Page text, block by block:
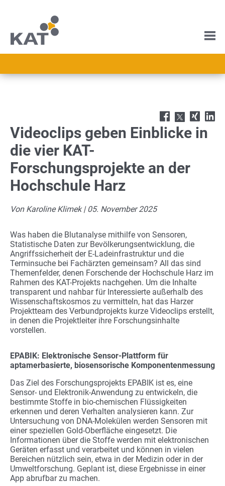
Videoclips geben Einblicke in
die vier KAT-
Forschungsprojekte an der
Hochschule Harz
Von Karoline Klimek | 05. November 2025
Was haben die Blutanalyse mithilfe von Sensoren,
Statistische Daten zur Bevölkerungsentwicklung, die
Angriffssicherheit der E-Ladeinfrastruktur und die
Terminsuche bei Fachärzten gemeinsam? All das sind
Themenfelder, denen Forschende der Hochschule Harz im
Rahmen des KAT-Projekts nachgehen. Um die Inhalte
transparent und nahbar für Interessierte außerhalb des
Wissenschaftskosmos zu vermitteln, hat das Harzer
Projektteam des Verbundprojekts kurze Videoclips erstellt,
in denen die Projektleiter ihre Forschungsinhalte
vorstellen.
EPABIK: Elektronische Sensor-Plattform für
aptamerbasierte, biosensorische Komponentenmessung
Das Ziel des Forschungsprojekts EPABIK ist es, eine
Sensor- und Elektronik-Anwendung zu entwickeln, die
bestimmte Stoffe in bio-chemischen Flüssigkeiten
erkennen und deren Verhalten analysieren kann. Zur
Untersuchung von DNA-Molekülen werden Sensoren mit
einer speziellen Gold-Oberfläche eingesetzt. Die
Informationen über die Stoffe werden mit elektronischen
Geräten erfasst und verarbeitet und können in vielen
Bereichen nützlich sein, etwa in der Medizin oder in der
Umweltforschung. Geplant ist, diese Ergebnisse in einer
App abrufbar zu machen.